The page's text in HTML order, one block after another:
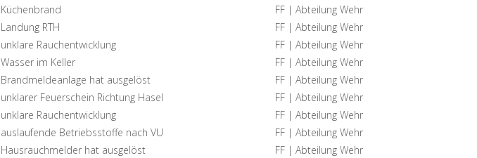
Küchenbrand
FF | Abteilung Wehr
Landung RTH
FF | Abteilung Wehr
unklare Rauchentwicklung
FF | Abteilung Wehr
Wasser im Keller
FF | Abteilung Wehr
Brandmeldeanlage hat ausgelöst
FF | Abteilung Wehr
unklarer Feuerschein Richtung Hasel
FF | Abteilung Wehr
unklare Rauchentwicklung
FF | Abteilung Wehr
auslaufende Betriebsstoffe nach VU
FF | Abteilung Wehr
Hausrauchmelder hat ausgelöst
FF | Abteilung Wehr